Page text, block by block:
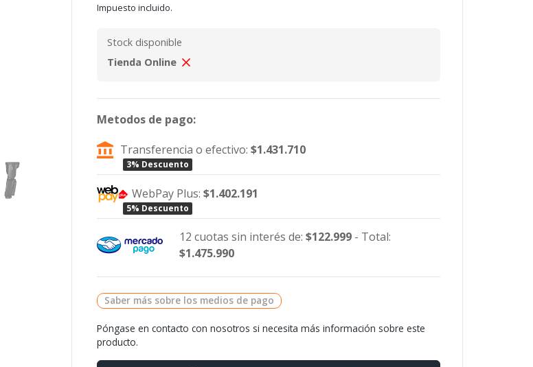
Impuesto incluido.
Stock disponible
Tienda Online
Metodos de pago:
Transferencia o efectivo:$1.431.710
3% Descuento
WebPay Plus:$1.402.191
5% Descuento
12 cuotas sin interés de: $122.999- Total:
$1.475.990
Saber más sobre los medios de pago
Póngase en contacto con nosotros si necesita más información sobre este
producto.